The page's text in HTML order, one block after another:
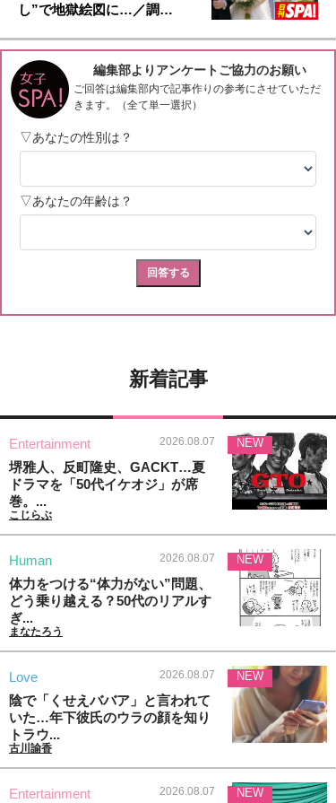
し”で地獄絵図に…／調…
新着記事
Entertainment 2026.08.07
堺雅人、反町隆史、GACKT…夏
ドラマを「50代イケオジ」が席
巻。...
こじらぶ
NEW
Human 2026.08.07
体力をつける“体力がない”問題、
どう乗り越える？50代のリアルす
ぎ...
まなたろう
NEW
Love 2026.08.07
陰で「くせえババア」と言われて
いた…年下彼氏のウラの顔を知り
トラウ...
古川諭香
NEW
Entertainment 2026.08.07 NEW